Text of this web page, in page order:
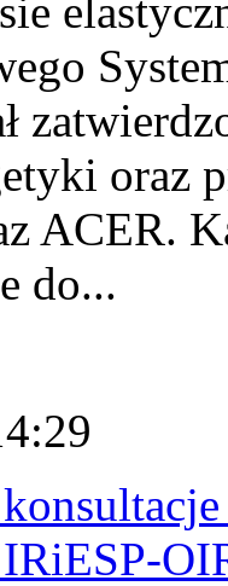
oraz
ACER.
do...